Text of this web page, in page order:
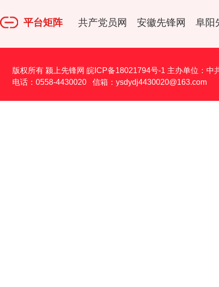
平台矩阵 共产党员网 安徽先锋网 阜阳
版权所有 颍上先锋网 皖ICP备18021794号-1 主办单位：中
电话：0558-4430020 信箱：ysdydj4430020@163.com